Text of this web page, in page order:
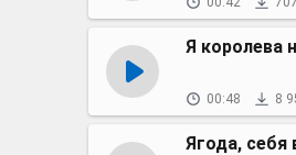
Я королева
00:48 8
Ягода, себя